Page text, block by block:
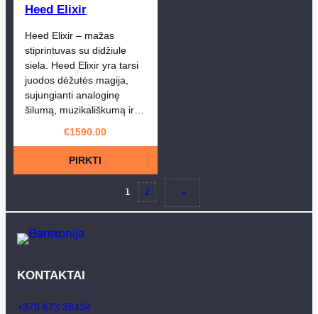
Heed Elixir
Heed Elixir – mažas
stiprintuvas su didžiule
siela. Heed Elixir yra tarsi
juodos dėžutės magija,
sujungianti analoginę
šilumą, muzikališkumą ir…
€1590.00
PIRKTI
1 2 »
KONTAKTAI
+370 673 38434